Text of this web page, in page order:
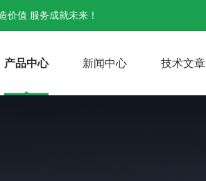
价值 服务成就未来！
产品中心 新闻中心 技术文章